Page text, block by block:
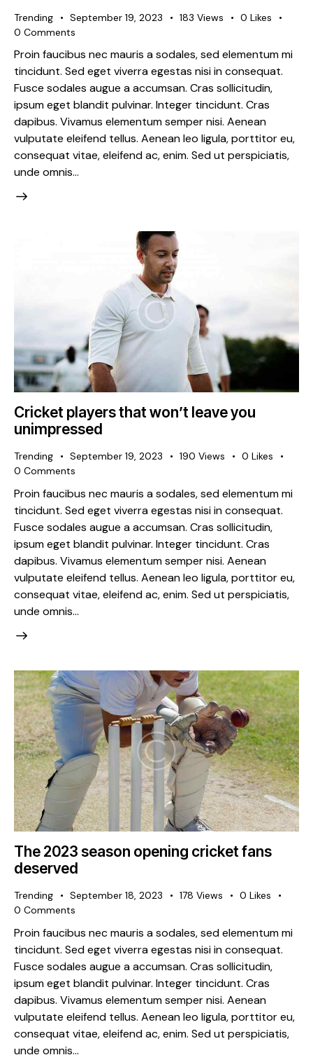
Trending September 19, 2023 183 Views 0 Likes
0 Comments
Proin faucibus nec mauris a sodales, sed elementum mi
tincidunt. Sed eget viverra egestas nisi in consequat.
Fusce sodales augue a accumsan. Cras sollicitudin,
ipsum eget blandit pulvinar. Integer tincidunt. Cras
dapibus. Vivamus elementum semper nisi. Aenean
vulputate eleifend tellus. Aenean leo ligula, porttitor eu,
consequat vitae, eleifend ac, enim. Sed ut perspiciatis,
unde omnis…
Cricket players that won’t leave you
unimpressed
Trending September 19, 2023 190 Views 0 Likes
0 Comments
Proin faucibus nec mauris a sodales, sed elementum mi
tincidunt. Sed eget viverra egestas nisi in consequat.
Fusce sodales augue a accumsan. Cras sollicitudin,
ipsum eget blandit pulvinar. Integer tincidunt. Cras
dapibus. Vivamus elementum semper nisi. Aenean
vulputate eleifend tellus. Aenean leo ligula, porttitor eu,
consequat vitae, eleifend ac, enim. Sed ut perspiciatis,
unde omnis…
The 2023 season opening cricket fans
deserved
Trending September 18, 2023 178 Views 0 Likes
0 Comments
Proin faucibus nec mauris a sodales, sed elementum mi
tincidunt. Sed eget viverra egestas nisi in consequat.
Fusce sodales augue a accumsan. Cras sollicitudin,
ipsum eget blandit pulvinar. Integer tincidunt. Cras
dapibus. Vivamus elementum semper nisi. Aenean
vulputate eleifend tellus. Aenean leo ligula, porttitor eu,
consequat vitae, eleifend ac, enim. Sed ut perspiciatis,
unde omnis…